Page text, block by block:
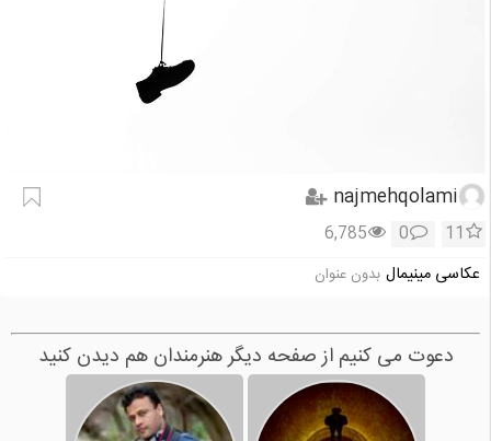
najmehqolami
11
0
6,785
عکاسی مینیمال بدون عنوان
دعوت می کنیم از صفحه دیگر هنرمندان هم دیدن کنید